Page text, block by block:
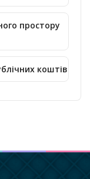
простору
коштів